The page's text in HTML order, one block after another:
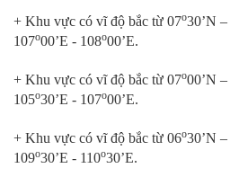
+ Khu vực có vĩ độ bắc từ 07o30’N
107o00’E - 108o00’E.
+ Khu vực có vĩ độ bắc từ 07o00’N
105o30’E - 107o00’E.
+ Khu vực có vĩ độ bắc từ 06o30’N
109o30’E - 110o30’E.